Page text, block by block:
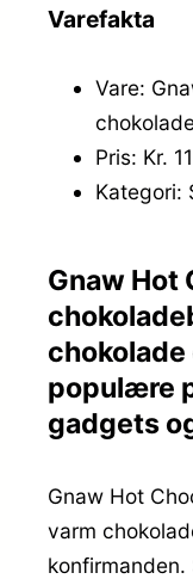
Varefakta
Vare:
Pris: Kr.
Kategori:
Gnaw Hot
chokolade
populære
gadgets
Gnaw Hot
varm